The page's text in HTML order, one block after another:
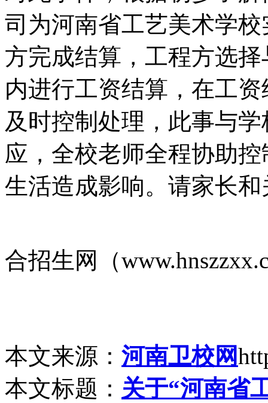
司为河南省工艺美术学
方完成结算，工程方选
内进行工资结算，在工
及时控制处理，此事与
应，全校老师全程协助
生活造成影响。请家长
合招生网（
本文来源： 河南卫校网
本文标题： 关于“河南省